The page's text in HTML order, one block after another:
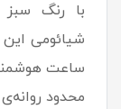
با رنگ سبز
شیائومی
محدود روانه‌ی